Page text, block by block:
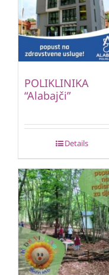
POLIKLINIKA
“Alabajči”
Details